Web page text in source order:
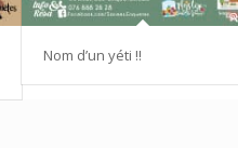
Nom d’un yéti !!